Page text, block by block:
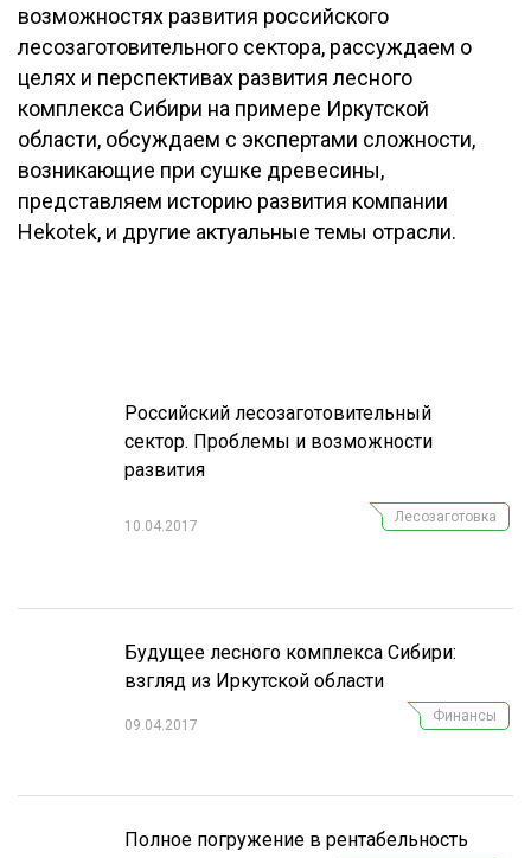
ОБРАБОТКА ДРЕВЕСИНЫ
ЦИФРОВАЯ СРЕДА
БИОЭНЕРГЕТИКА
ЛОГИСТИКА
ПРОИЗВОДСТВО ДРЕВЕСНЫХ ПЛИТ
ДЕРЕВЯННОЕ ДОМОСТРОЕНИЕ
БЕЗОПАСНОЕ ПРОИЗВОДСТВО
СОРТИРОВКА ДРЕВЕСИНЫ
МЕБЕЛЬНОЕ ПРОИЗВОДСТВО
РУБРИКИ
ТЕМАТИЧЕСКИЕ ПРОЕКТЫ
ПОДБОРКИ СТАТЕЙ
возможностях развития российского
лесозаготовительного сектора, рассуждаем о
целях и перспективах развития лесного
комплекса Сибири на примере Иркутской
области, обсуждаем с экспертами сложности,
возникающие при сушке древесины,
представляем историю развития компании
Hekotek, и другие актуальные темы отрасли.
Российский лесозаготовительный
сектор. Проблемы и возможности
развития
10.04.2017
Лесозаготовка
Будущее лесного комплекса Сибири:
взгляд из Иркутской области
09.04.2017
Финансы
Полное погружение в рентабельность